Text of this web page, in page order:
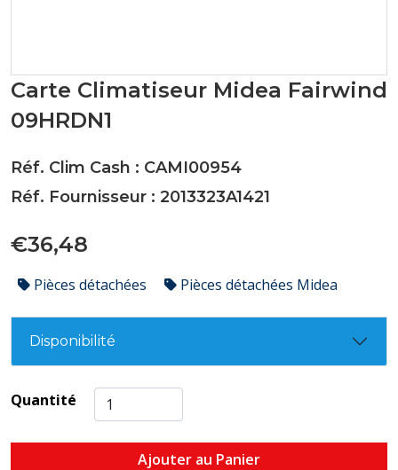
Carte Climatiseur Midea Fairwind
09HRDN1
Réf. Clim Cash : CAMI00954
Réf. Fournisseur : 2013323A1421
€36,48
Pièces détachées Pièces détachées Midea
Disponibilité
Quantité
Ajouter au Panier